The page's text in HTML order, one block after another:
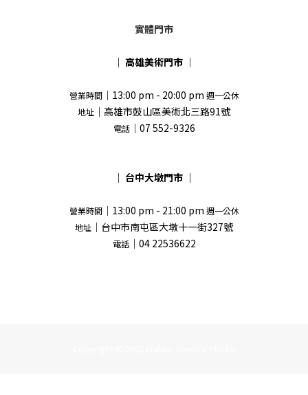
實體門市
｜ 高雄美術門市 ｜
營業時間｜13:00 pm - 20:00 pm 週一公休
地址 ｜高雄市鼓山區美術北三路91號
電話｜07 552-9326
｜ 台中大墩門市 ｜
營業時間｜13:00 pm - 21:00 pm 週一公休
地址 ｜台中市南屯區大墩十一街327號
電話｜04 22536622